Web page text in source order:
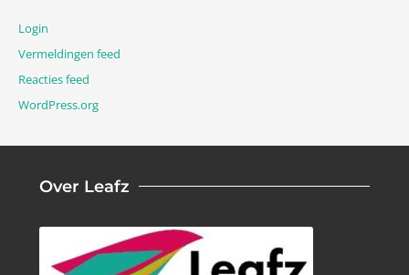
Login
Vermeldingen feed
Reacties feed
WordPress.org
Over Leafz